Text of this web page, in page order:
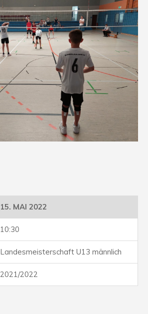
15. MAI 2022
10:30
Landesmeisterschaft U13 männlich
2021/2022